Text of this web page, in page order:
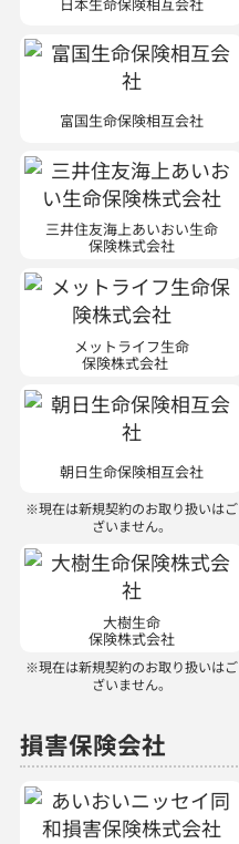
富国生命保険相互会社
三井住友海上あいおい生命
保険株式会社
メットライフ生命
保険株式会社
朝日生命保険相互会社
※現在は新規契約のお取り扱いはご
ざいません。
大樹生命
保険株式会社
※現在は新規契約のお取り扱いはご
ざいません。
損害保険会社